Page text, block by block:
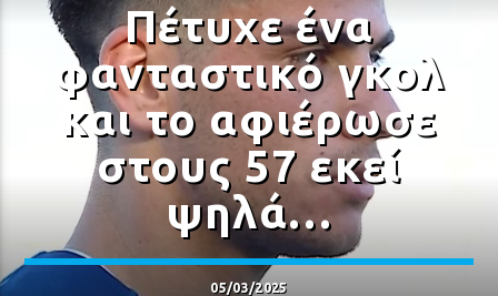
Current track
ΘΑΛΑΣΣΕΣ
ΔΗΜΗΤΡΗΣ ΜΗΤΡΟΠΑΝΟΣ
Πέτυχε ένα
φανταστικό γκολ
και το αφιέρωσε
στους 57 εκεί
ψηλά…
05/03/2025